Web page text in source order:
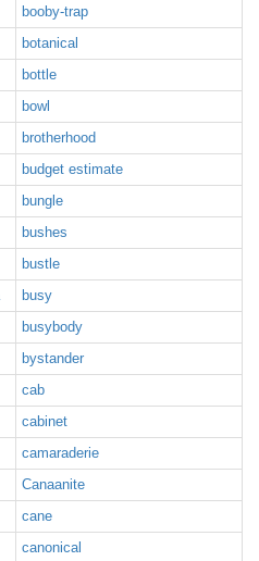
booby-trap
botanical
bottle
bowl
brotherhood
budget estimate
bungle
bushes
bustle
busy
busybody
bystander
cab
cabinet
camaraderie
Canaanite
cane
canonical